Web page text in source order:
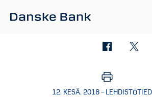
12. KESÄ. 2018 –